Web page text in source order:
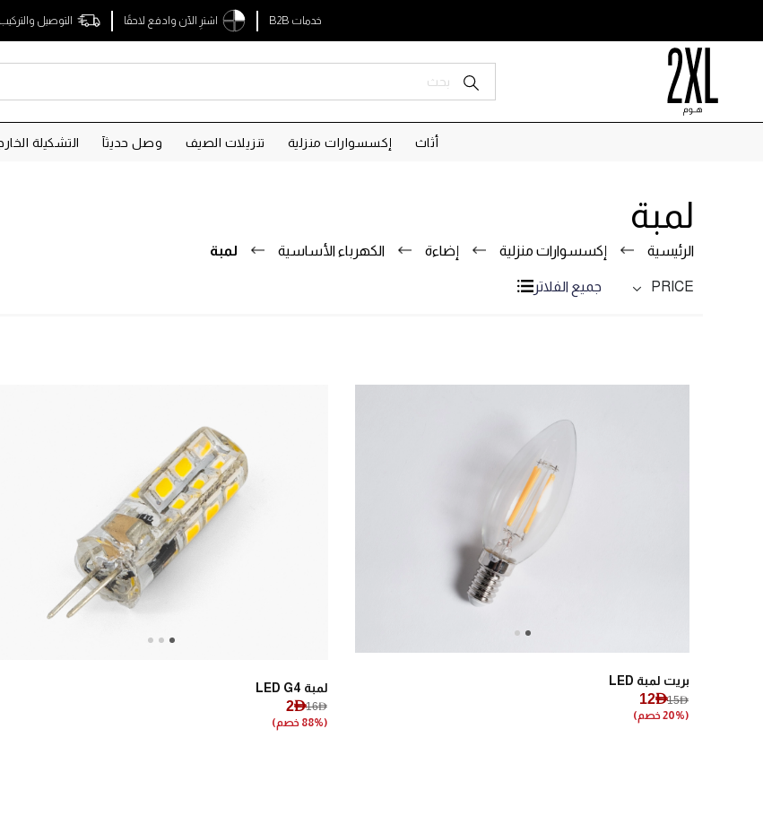
خدمات B2B اشترِ الآن وادفع لاحقًا التوصيل
أثاث إكسسوارات منزلية تنزيلات الصيف وصل حديثآ التشكيلة
لمبة
الرئيسية إكسسوارات منزلية إضاءة الكهرباء الأساسية لمبة
PRICE جميع الفلاتر
Previous
Next
بريت لمبة LED
12AED15AED
(20% خصم)
Previous
Next
لمبة LED G4
2AED16AED
(88% خصم)